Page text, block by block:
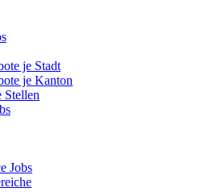
je Stadt
je Kanton
Stellen
Jobs